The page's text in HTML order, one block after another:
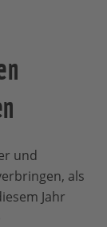
und
als
Jahr